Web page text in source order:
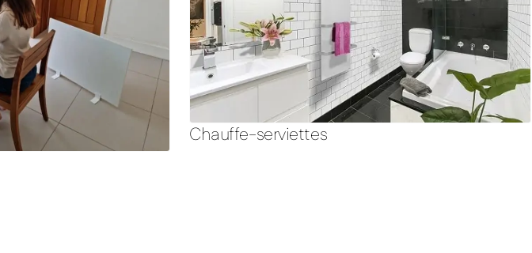
Chauffe-serviettes